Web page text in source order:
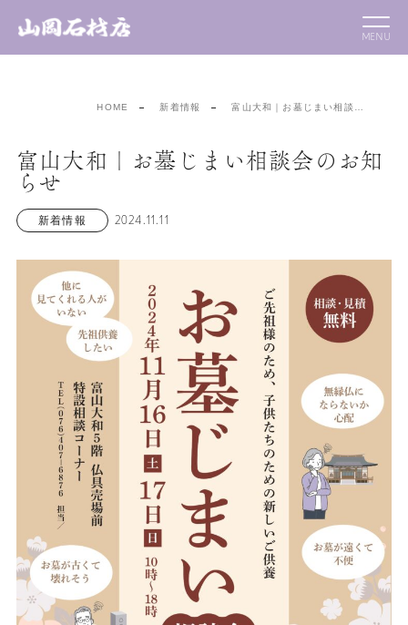
HOME 新着情報 富山大和｜お墓じまい相談…
富山大和｜お墓じまい相談会のお知
らせ
新着情報 2024.11.11